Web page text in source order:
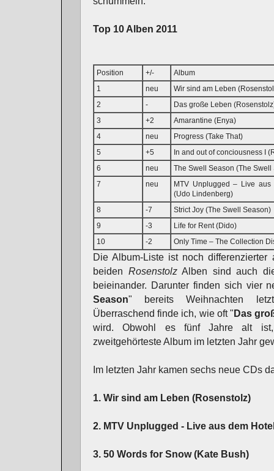
Top 10 Alben 2011
Position +/-
Album
1
neu
Wir sind am Leben
2
-
Das große Leben
3
+2
Amarantine (Enya)
4
neu
Progress (Take That)
5
+5
In and out of conciousness I
6
neu
The Swell Season (The Swell
7
neu
MTV Unplugged – Live aus
(Udo Lindenberg)
8
-7
Strict Joy (The Swell Season)
9
-3
Life for Rent (Dido)
10
-2 Only Time – The Collection
Die Album-Liste ist noch
beiden RosenstolzAlben sind auch
beieinander. Darunter finden sich vier
Season" bereits Weihnachten
Überraschend finde ich, wie oft "Das
wird. Obwohl es fünf Jahre alt
zweitgehörteste Album im letzten Jahr
Im letzten Jahr kamen sechs neue CDs
1. Wir sind am Leben (Rosenstolz)
2. MTV Unplugged - Live aus dem
3. 50 Words for Snow (Kate Bush)